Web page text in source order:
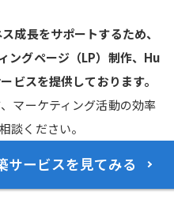
成長をサポートするため、
ングページ（LP）制作、Hu
スを提供しております。
マーケティング活動の効率
談ください。
サービスを見てみる